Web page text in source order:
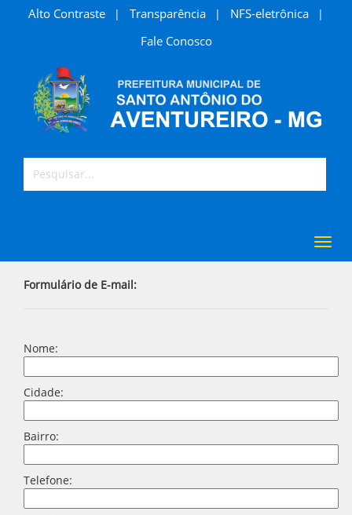
Alto Contraste | Transparência | NFS-eletrônica |
Fale Conosco
Formulário de E-mail:
Nome:
Cidade:
Bairro:
Telefone: